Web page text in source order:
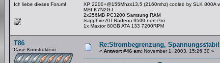
Ich liebe dieses Forum!
XP 2200+@155Mhzx13,5 (2160mhz) cooled by SLK 800A
MSI K7N2G-L
2x256MB PC3200 Samsung RAM
Sapphire ATI Radeon 9500 non-Pro
1x Maxtor 80GB ATA 133 7200RPM
Games powerd by Razer Boomslang 2100
T86
Case-Konstrukteur
Re:Strombegrenzung,
« Antwort #46 am: November 1, 2003, 15:26:30 »